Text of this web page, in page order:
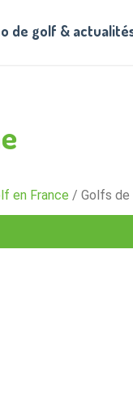
de golf &
en France / Golfs de